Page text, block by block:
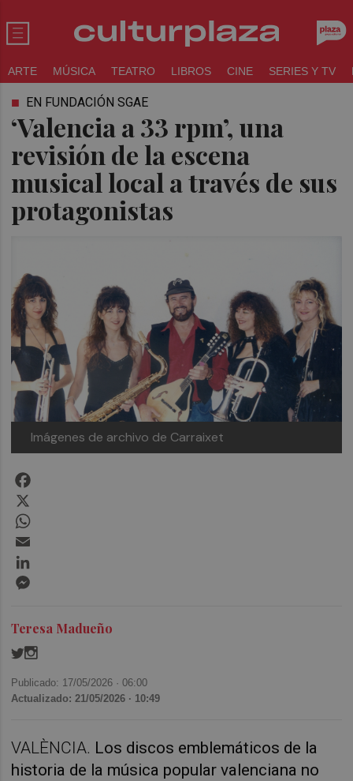
ARTE MÚSICA TEATRO LIBROS CINE SERIES Y TV
‘Valencia a 33 rpm’, una
revisión de la escena
musical local a través de sus
protagonistas
EN FUNDACIÓN SGAE
Imágenes de archivo de Carraixet
Teresa Madueño
Publicado: 17/05/2026 ·06:00
Actualizado: 21/05/2026 · 10:49
VALÈNCIA. Los discos emblemáticos de la
historia de la música popular valenciana no